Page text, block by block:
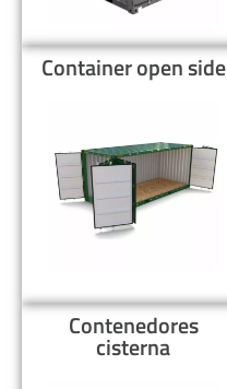
Container open side
Contenedores
cisterna